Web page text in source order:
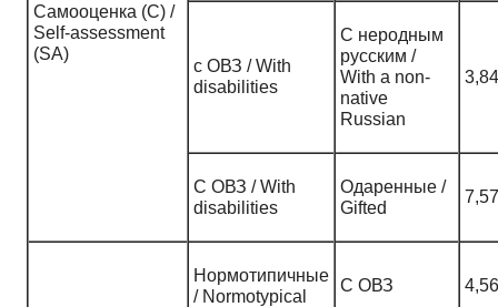
Самооценка (С) /
Self-assessment
(SA)
с ОВЗ / With
disabilities
С неродным
русским /
With a non-
native
Russian
3,84
С ОВЗ / With
disabilities
Одаренные /
Gifted
7,57
Нормотипичные
/ Normotypical
С ОВЗ 4,56